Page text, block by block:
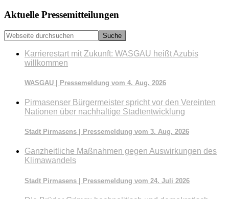
Seitenspalte
Aktuelle Pressemitteilungen
Webseite
durchsuchen
Karrierestart mit Zukunft: WASGAU heißt Azubis
willkommen
WASGAU | Pressemeldung vom 4. Aug. 2026
Pirmasenser Bürgermeister spricht vor den Vereinten
Nationen über nachhaltige Stadtentwicklung
Stadt Pirmasens | Pressemeldung vom 3. Aug. 2026
Ganzheitliche Maßnahmen gegen Auswirkungen des
Klimawandels
Stadt Pirmasens | Pressemeldung vom 24. Juli 2026